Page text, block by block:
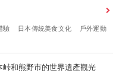
驗 日本傳統美食文化
戶外運動
峠和熊野市的世界遺產觀光